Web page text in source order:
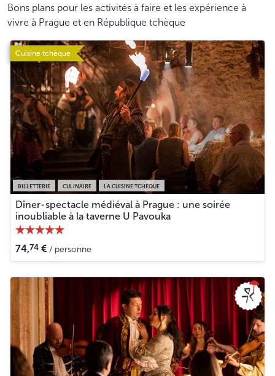
Bons plans pour les activités à faire et les expérience à
vivre à Prague et en République tchèque
Cuisine tchèque
BILLETTERIE CULINAIRE LA CUISINE TCHÈQUE
Dîner-spectacle médiéval à Prague : une soirée
inoubliable à la taverne U Pavouka
74,74 € / personne